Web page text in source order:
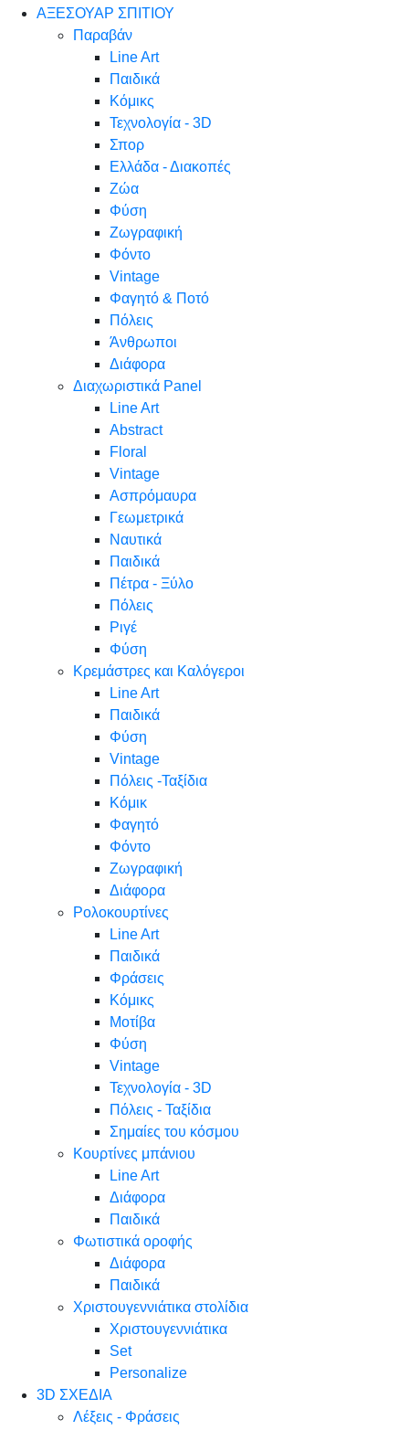
ΑΞΕΣΟΥΑΡ ΣΠΙΤΙΟΥ
Παραβάν
Line Art
Παιδικά
Κόμικς
Τεχνολογία - 3D
Σπορ
Ελλάδα - Διακοπές
Ζώα
Φύση
Ζωγραφική
Φόντο
Vintage
Φαγητό & Ποτό
Πόλεις
Άνθρωποι
Διάφορα
Διαχωριστικά Panel
Line Art
Abstract
Floral
Vintage
Ασπρόμαυρα
Γεωμετρικά
Ναυτικά
Παιδικά
Πέτρα - Ξύλο
Πόλεις
Ριγέ
Φύση
Κρεμάστρες και Καλόγεροι
Line Art
Παιδικά
Φύση
Vintage
Πόλεις -Ταξίδια
Κόμικ
Φαγητό
Φόντο
Ζωγραφική
Διάφορα
Ρολοκουρτίνες
Line Art
Παιδικά
Φράσεις
Κόμικς
Μοτίβα
Φύση
Vintage
Τεχνολογία - 3D
Πόλεις - Ταξίδια
Σημαίες του κόσμου
Κουρτίνες μπάνιου
Line Art
Διάφορα
Παιδικά
Φωτιστικά οροφής
Διάφορα
Παιδικά
Χριστουγεννιάτικα στολίδια
Χριστουγεννιάτικα
Set
Personalize
3D ΣΧΕΔΙΑ
Λέξεις - Φράσεις